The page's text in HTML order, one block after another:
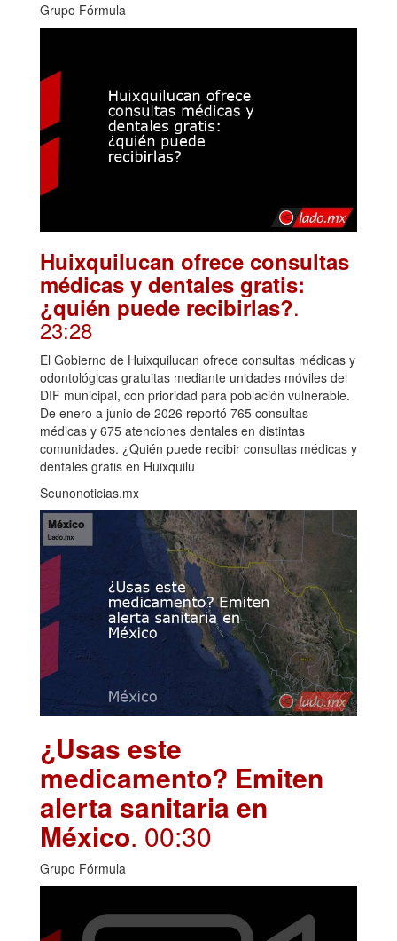
Grupo Fórmula
Huixquilucan ofrece consultas
médicas y dentales gratis:
¿quién puede recibirlas?.
23:28
El Gobierno de Huixquilucan ofrece consultas médicas y
odontológicas gratuitas mediante unidades móviles del
DIF municipal, con prioridad para población vulnerable.
De enero a junio de 2026 reportó 765 consultas
médicas y 675 atenciones dentales en distintas
comunidades. ¿Quién puede recibir consultas médicas y
dentales gratis en Huixquilu
Seunonoticias.mx
¿Usas este
medicamento? Emiten
alerta sanitaria en
México. 00:30
Grupo Fórmula